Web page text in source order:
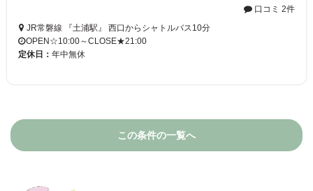
口コミ 2件
JR常磐線 『土浦駅』 西口からシャトルバス10分
OPEN☆10:00～CLOSE★21:00
定休日： 年中無休
この条件の一覧へ